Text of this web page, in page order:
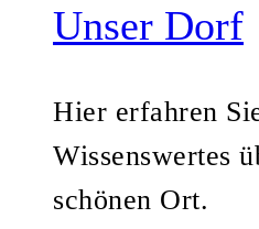
Unser Dorf
Hier erfahren
Wissenswertes
schönen Ort.